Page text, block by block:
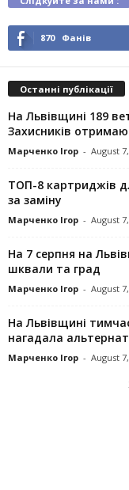
870 Фанів
Останні публікації
На Львівщині 189
Захисників
Марченко Ігор - August
ТОП-8 картриджів
за заміну
Марченко Ігор - August
На 7 серпня на
шквали та град
Марченко Ігор - August
На Львівщині
нагадала
Марченко Ігор - August